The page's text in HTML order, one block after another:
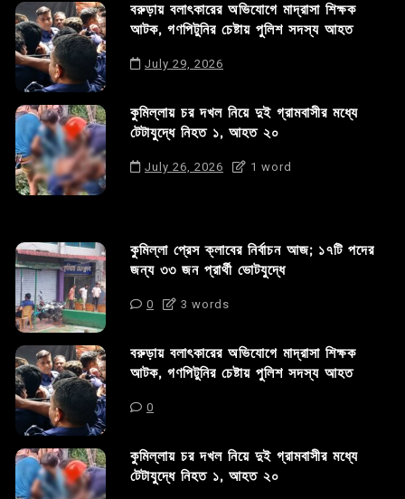
বরুড়ায় বলাৎকারের অভিযোগে মাদ্রাসা শিক্ষক
আটক, গণপিটুনির চেষ্টায় পুলিশ সদস্য আহত
July 29, 2026
কুমিল্লায় চর দখল নিয়ে দুই গ্রামবাসীর মধ্যে
টেটাযুদ্ধে নিহত ১, আহত ২০
July 26, 2026 1 word
কুমিল্লা প্রেস ক্লাবের নির্বাচন আজ; ১৭টি পদের
জন্য ৩৩ জন প্রার্থী ভোটযুদ্ধে
0 3 words
বরুড়ায় বলাৎকারের অভিযোগে মাদ্রাসা শিক্ষক
আটক, গণপিটুনির চেষ্টায় পুলিশ সদস্য আহত
0
কুমিল্লায় চর দখল নিয়ে দুই গ্রামবাসীর মধ্যে
টেটাযুদ্ধে নিহত ১, আহত ২০